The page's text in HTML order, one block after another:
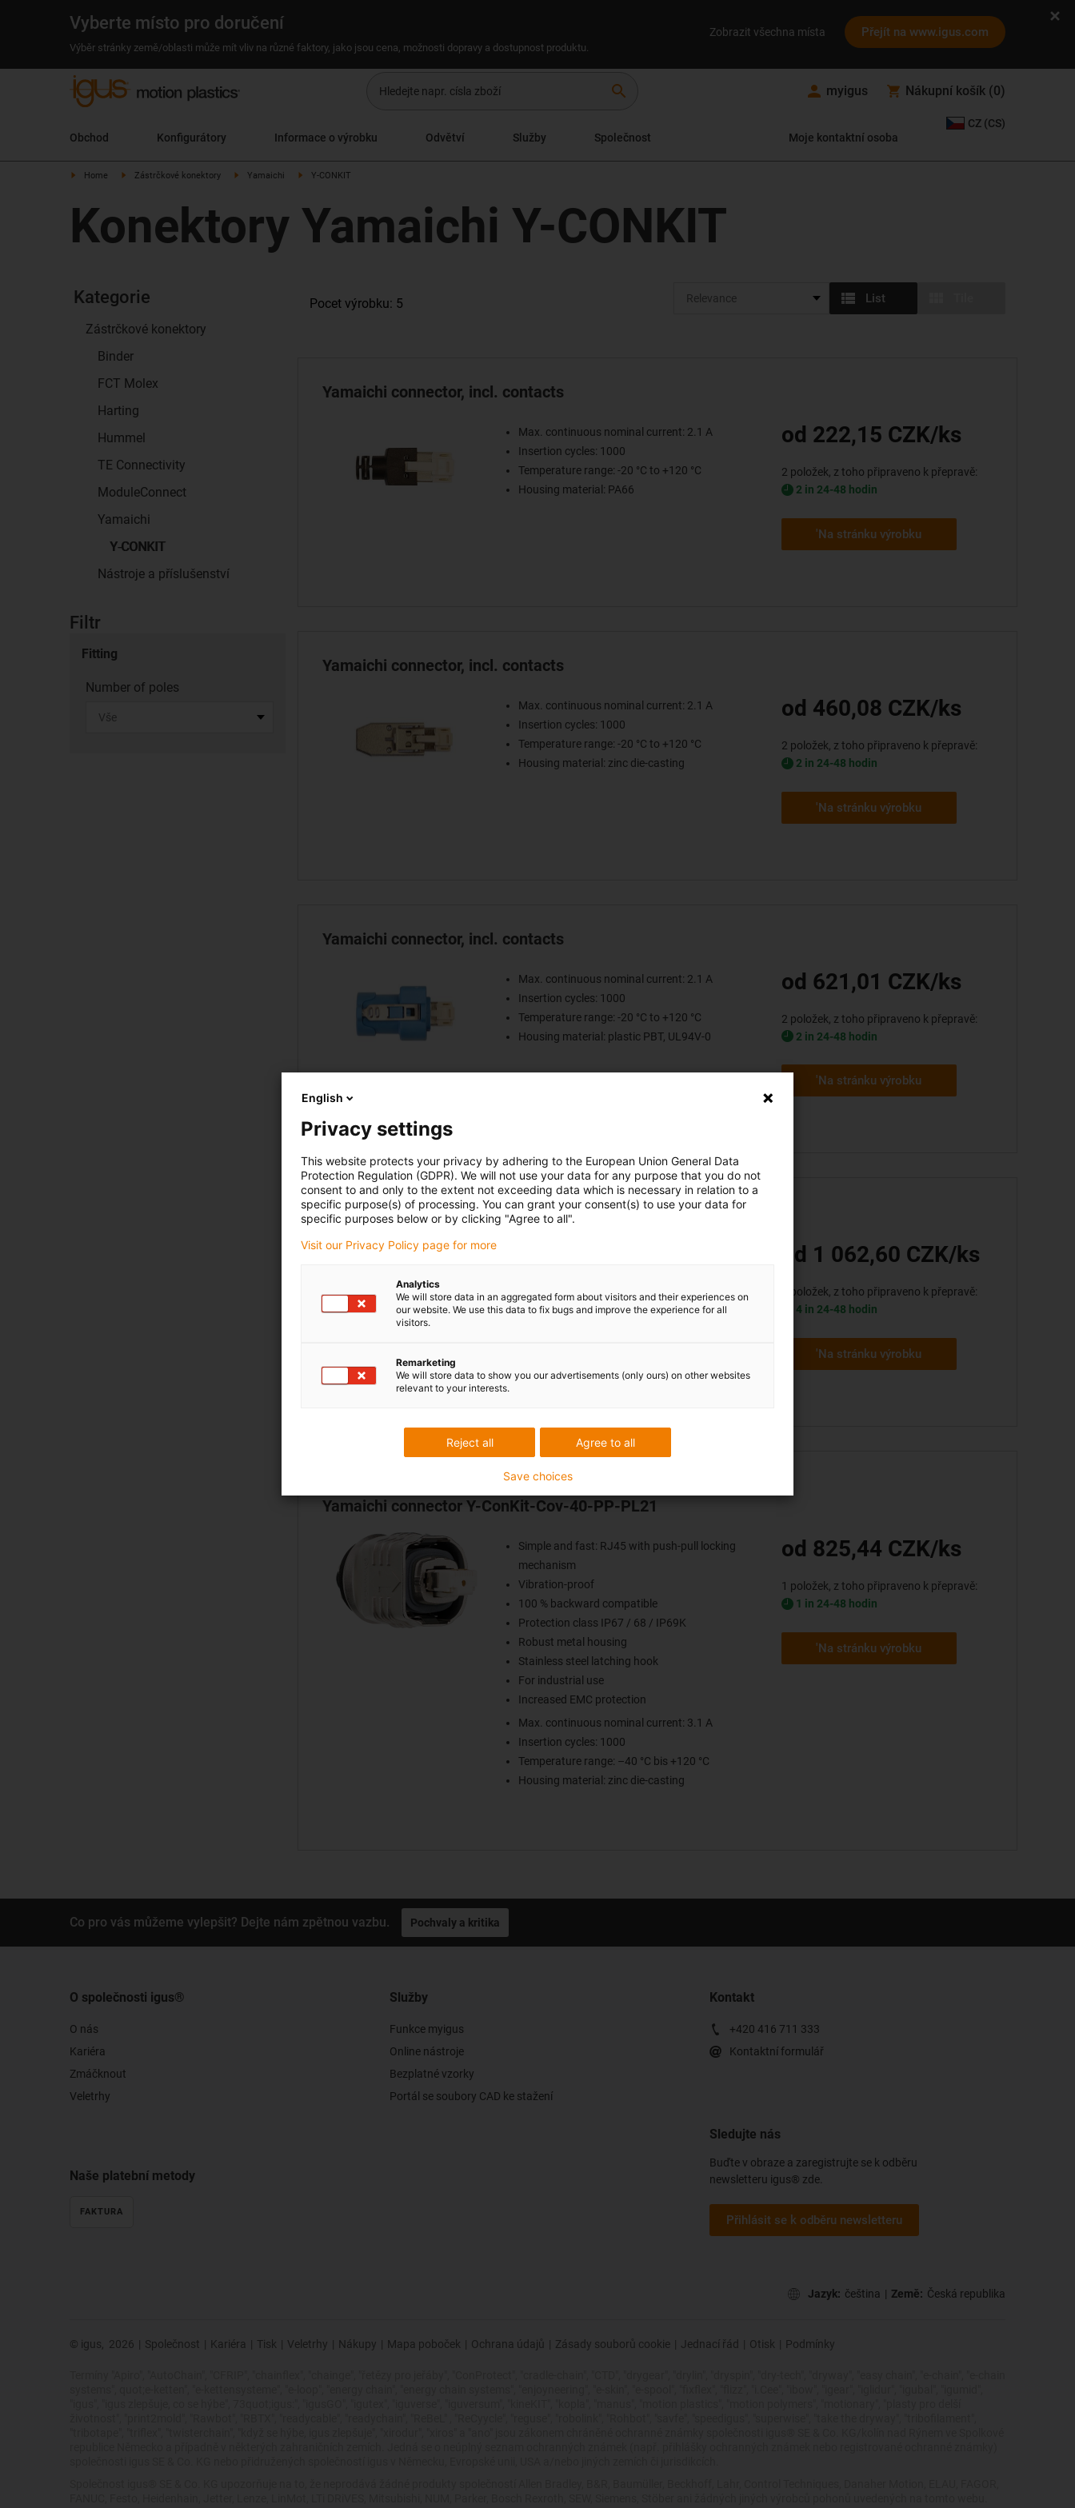
Vyberte místo pro doručení
Výběr stránky země/oblasti může mít vliv na různé faktory, jako jsou cena, možnosti dopravy a dostupnost produktu.
Zobrazit všechna místa Přejít na www.igus.com
search myigus Nákupní košík (0)
Obchod Konfigurátory Informace o výrobku Odvětví Služby Společnost Moje kontaktní osoba
CZ (CS)
Home Zástrčkové konektory Yamaichi Y-CONKIT
Konektory Yamaichi Y-CONKIT
Kategorie
Zástrčkové konektory
Binder
FCT Molex
Harting
Hummel
TE Connectivity
ModuleConnect
Yamaichi
Y-CONKIT
Nástroje a příslušenství
Filtr
Fitting
Number of poles
List
Pocet výrobku: 5
Yamaichi connector, incl. contacts
Max. continuous nominal current: 2.1 A
Insertion cycles: 1000
Temperature range: -20 °C to +120 °C
Housing material: PA66
od 222,15 CZK/ks
2 položek, z toho připraveno k přepravě:
2 in 24-48 hodin
'Na stránku výrobku
Yamaichi connector, incl. contacts
Max. continuous nominal current: 2.1 A
Insertion cycles: 1000
Temperature range: -20 °C to +120 °C
Housing material: zinc die-casting
od 460,08 CZK/ks
2 položek, z toho připraveno k přepravě:
2 in 24-48 hodin
'Na stránku výrobku
Yamaichi connector, incl. contacts
Max. continuous nominal current: 2.1 A
Insertion cycles: 1000
Temperature range: -20 °C to +120 °C
Housing material: plastic PBT, UL94V-0
od 621,01 CZK/ks
2 položek, z toho připraveno k přepravě:
2 in 24-48 hodin
'Na stránku výrobku
Yamaichi connector, incl. contacts
Temperature range: -20 °C to +120 °C
Housing material: zinc die-casting
od 1 062,60 CZK/ks
4 položek, z toho připraveno k přepravě:
4 in 24-48 hodin
'Na stránku výrobku
Yamaichi connector Y-ConKit-Cov-40-PP-PL21
Simple and fast: RJ45 with push-pull locking
mechanism
Vibration-proof
100 % backward compatible
Protection class IP67 / 68 / IP69K
Robust metal housing
Stainless steel latching hook
For industrial use
Increased EMC protection
Max. continuous nominal current: 3.1 A
Insertion cycles: 1000
Temperature range: –40 °C bis +120 °C
Housing material: zinc die-casting
od 825,44 CZK/ks
1 položek, z toho připraveno k přepravě:
1 in 24-48 hodin
'Na stránku výrobku
Co pro vás můžeme vylepšit? Dejte nám zpětnou vazbu. Pochvaly a kritika
O společnosti igus®
O nás
Kariéra
Zmáčknout
Veletrhy
Služby
Funkce myigus
Online nástroje
Bezplatné vzorky
Portál se soubory CAD ke stažení
Kontakt
+420 416 711 333
Kontaktní formulář
Naše platební metody
FAKTURA
Sledujte nás
Buďte v obraze a zaregistrujte se k odběru
newsletteru igus® zde.
Přihlásit se k odběru newsletteru
Jazyk: čeština | Země: Česká republika
© igus, 2026 | Společnost | Kariéra | Tisk | Veletrhy | Nákupy | Mapa poboček | Ochrana údajů | Zásady souborů cookie | Jednací řád | Otisk | Podmínky
English
Privacy settings
This website protects your privacy by adhering to the European Union General Data
Protection Regulation (GDPR). We will not use your data for any purpose that you do not
consent to and only to the extent not exceeding data which is necessary in relation to a
specific purpose(s) of processing. You can grant your consent(s) to use your data for
specific purposes below or by clicking "Agree to all".
Visit our Privacy Policy page for more
Analytics
We will store data in an aggregated form about visitors and their experiences on
our website. We use this data to fix bugs and improve the experience for all
visitors.
Remarketing
We will store data to show you our advertisements (only ours) on other websites
relevant to your interests.
Agree to all
Reject all
Save choices